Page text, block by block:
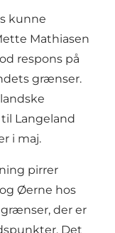
kunne
Mathiasen
respons på
grænser.
Langeland
i maj.
pirrer
Øerne hos
der er
Det